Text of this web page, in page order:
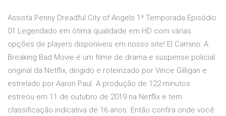
Assista Penny Dreadful City of Angels 1ª Temporada Episódio
01 Legendado em ótima qualidade em HD com várias
opções de players disponíveis em nosso site! El Camino: A
Breaking Bad Movie é um filme de drama e suspense policial
original da Netflix, dirigido e roteirizado por Vince Gilligan e
estrelado por Aaron Paul. A produção de 122 minutos
estreou em 11 de outubro de 2019 na Netflix e tem
classificação indicativa de 16 anos. Então confira onde você